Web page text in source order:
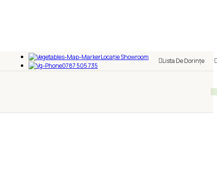
Locație Showroom
0787 505 735
Lista De Dorințe